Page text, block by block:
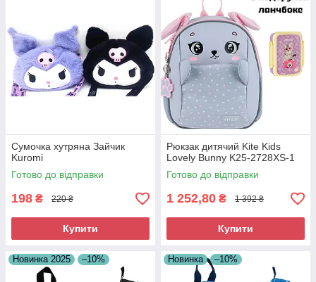
Сумочка хутряна Зайчик
Kuromi
Готово до відправки
198 ₴ 220 ₴
Купити
Рюкзак дитячий Kite Kids
Lovely Bunny K25-2728XS-1
Готово до відправки
1 252,80 ₴ 1 392 ₴
Купити
Новинка 2025 –10% Новинка –10%